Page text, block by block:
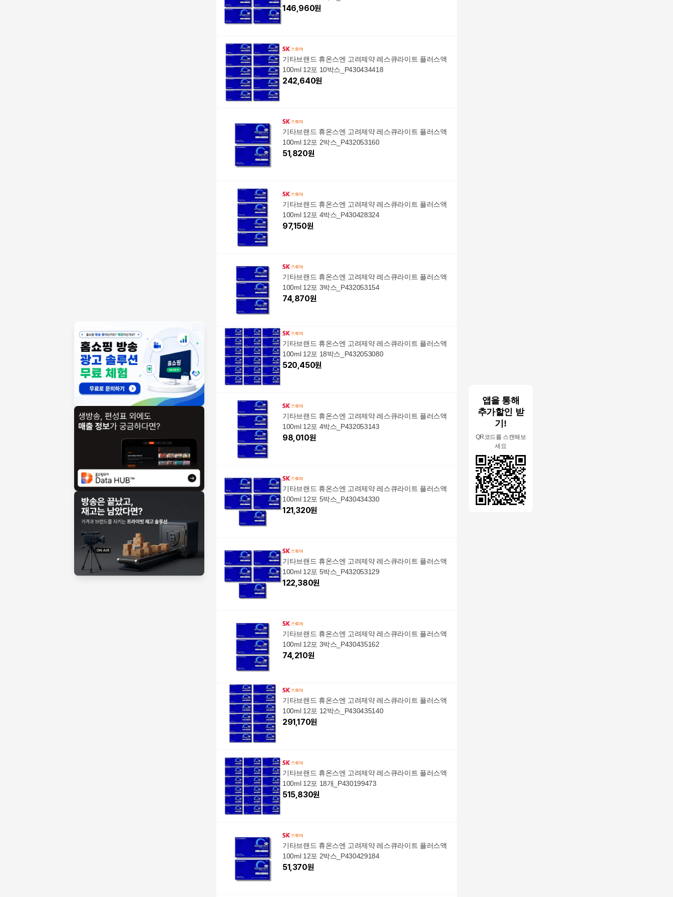
앱을 통해
추가할인 받
기!
QR코드를 스캔해보
세요
146,960원
기타브랜드 휴온스엔 고려제약 레스큐라이트 플러스액
100ml 12포 10박스_P430434418
242,640원
기타브랜드 휴온스엔 고려제약 레스큐라이트 플러스액
100ml 12포 2박스_P432053160
51,820원
기타브랜드 휴온스엔 고려제약 레스큐라이트 플러스액
100ml 12포 4박스_P430428324
97,150원
기타브랜드 휴온스엔 고려제약 레스큐라이트 플러스액
100ml 12포 3박스_P432053154
74,870원
기타브랜드 휴온스엔 고려제약 레스큐라이트 플러스액
100ml 12포 18박스_P432053080
520,450원
기타브랜드 휴온스엔 고려제약 레스큐라이트 플러스액
100ml 12포 4박스_P432053143
98,010원
기타브랜드 휴온스엔 고려제약 레스큐라이트 플러스액
100ml 12포 5박스_P430434330
121,320원
기타브랜드 휴온스엔 고려제약 레스큐라이트 플러스액
100ml 12포 5박스_P432053129
122,380원
기타브랜드 휴온스엔 고려제약 레스큐라이트 플러스액
100ml 12포 3박스_P430435162
74,210원
기타브랜드 휴온스엔 고려제약 레스큐라이트 플러스액
100ml 12포 12박스_P430435140
291,170원
기타브랜드 휴온스엔 고려제약 레스큐라이트 플러스액
100ml 12포 18개_P430199473
515,830원
기타브랜드 휴온스엔 고려제약 레스큐라이트 플러스액
100ml 12포 2박스_P430429184
51,370원